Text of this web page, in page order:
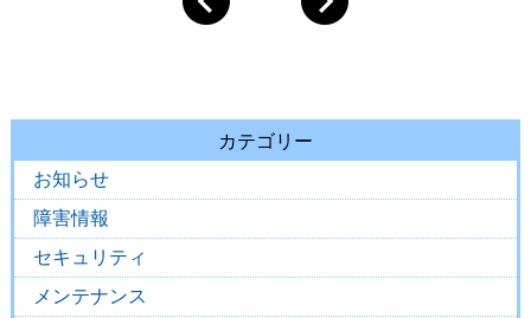
カテゴリー
お知らせ
障害情報
セキュリティ
メンテナンス